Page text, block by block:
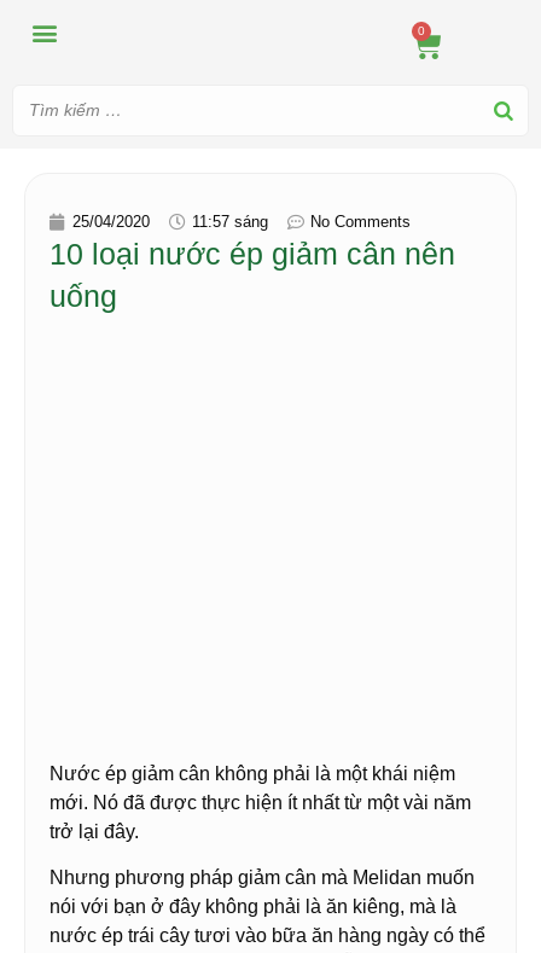
0
25/04/2020 11:57 sáng No Comments
10 loại nước ép giảm cân nên
uống
Nước ép giảm cân không phải là một khái niệm
mới. Nó đã được thực hiện ít nhất từ một vài năm
trở lại đây.
Nhưng phương pháp giảm cân mà Melidan muốn
nói với bạn ở đây không phải là ăn kiêng, mà là
nước ép trái cây tươi vào bữa ăn hàng ngày có thể